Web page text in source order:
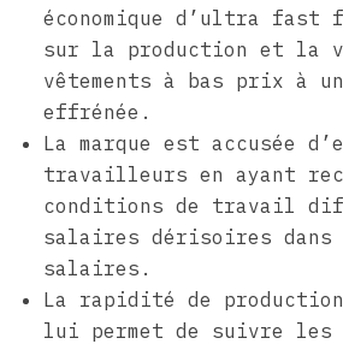
économique d’ultra fast
sur la production et la
vêtements à bas prix à
effrénée.
La marque est accusée
travailleurs en ayant
conditions de travail
salaires dérisoires dans
salaires.
La rapidité de
lui permet de suivre les